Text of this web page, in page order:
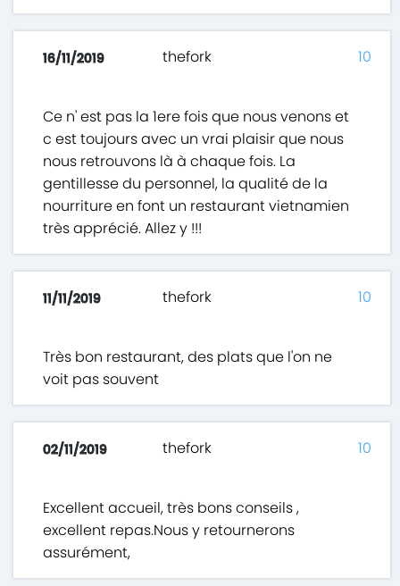
16/11/2019 thefork
Ce n' est pas la 1ere fois que nous venons et
c est toujours avec un vrai plaisir que nous
nous retrouvons là à chaque fois. La
gentillesse du personnel, la qualité de la
nourriture en font un restaurant vietnamien
très apprécié. Allez y !!!
10
11/11/2019 thefork
Très bon restaurant, des plats que l'on ne
voit pas souvent
10
02/11/2019 thefork
Excellent accueil, très bons conseils ,
excellent repas.Nous y retournerons
assurément,
10